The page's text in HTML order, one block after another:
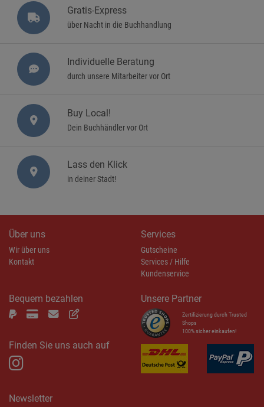
Gratis-Express
über Nacht in die Buchhandlung
Individuelle Beratung
durch unsere Mitarbeiter vor Ort
Buy Local!
Dein Buchhändler vor Ort
Lass den Klick
in deiner Stadt!
Über uns
Wir über uns
Kontakt
Services
Gutscheine
Services / Hilfe
Kundenservice
Bequem bezahlen
Finden Sie uns auch auf
Unsere Partner
Zertifizierung durch Trusted
Shops
100% sicher einkaufen!
Newsletter